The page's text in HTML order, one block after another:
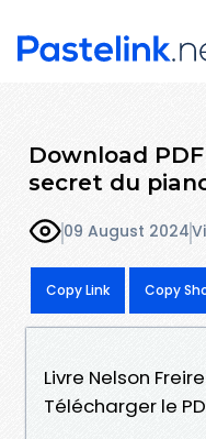
Download
secret du
09 August 2024
Copy Link Copy
Livre Nelson
Télécharger le